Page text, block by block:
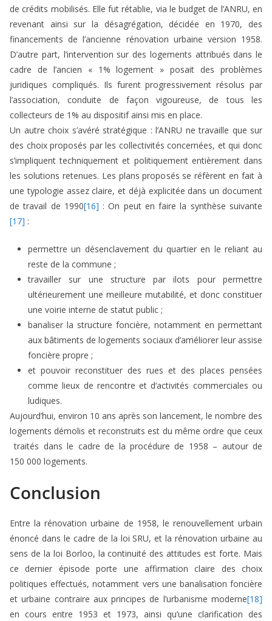
de crédits mobilisés. Elle fut rétablie, via le budget de l’ANRU, en
revenant ainsi sur la désagrégation, décidée en 1970, des
financements de l’ancienne rénovation urbaine version 1958.
D’autre part, l’intervention sur des logements attribués dans le
cadre de l’ancien « 1% logement » posait des problèmes
juridiques compliqués. Ils furent progressivement résolus par
l’association, conduite de façon vigoureuse, de tous les
collecteurs de 1% au dispositif ainsi mis en place.
Un autre choix s’avéré stratégique : l’ANRU ne travaille que sur
des choix proposés par les collectivités concernées, et qui donc
s’impliquent techniquement et politiquement entièrement dans
les solutions retenues. Les plans proposés se réfèrent en fait à
une typologie assez claire, et déjà explicitée dans un document
de travail de 1990[16] : On peut en faire la synthèse suivante
[17] :
permettre un désenclavement du quartier en le reliant au
reste de la commune ;
travailler sur une structure par ilots pour permettre
ultérieurement une meilleure mutabilité, et donc constituer
une voirie interne de statut public ;
banaliser la structure foncière, notamment en permettant
aux bâtiments de logements sociaux d’améliorer leur assise
foncière propre ;
et pouvoir reconstituer des rues et des places pensées
comme lieux de rencontre et d‘activités commerciales ou
ludiques.
Aujourd’hui, environ 10 ans après son lancement, le nombre des
logements démolis et reconstruits est du même ordre que ceux
traités dans le cadre de la procédure de 1958 – autour de
150 000 logements.
Conclusion
Entre la rénovation urbaine de 1958, le renouvellement urbain
énoncé dans le cadre de la loi SRU, et la rénovation urbaine au
sens de la loi Borloo, la continuité des attitudes est forte. Mais
ce dernier épisode porte une affirmation claire des choix
politiques effectués, notamment vers une banalisation foncière
et urbaine contraire aux principes de l’urbanisme moderne[18]
en cours entre 1953 et 1973, ainsi qu’une clarification des